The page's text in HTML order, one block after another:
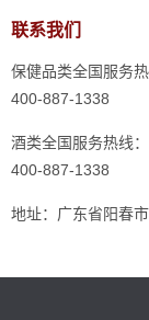
联系我们
保健品类全国服务热
400-887-1338
酒类全国服务热线：
400-887-1338
地址：广东省阳春